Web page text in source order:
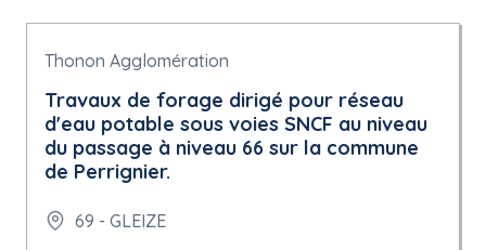
Thonon Agglomération
Travaux de forage dirigé pour réseau
d'eau potable sous voies SNCF au niveau
du passage à niveau 66 sur la commune
de Perrignier.
69 - GLEIZE